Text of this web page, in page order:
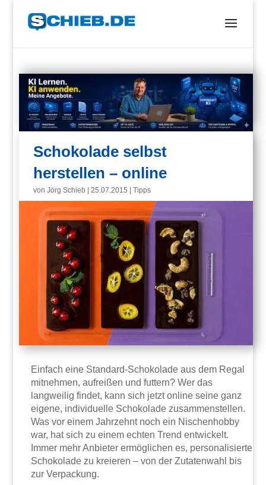
Schokolade selbst
herstellen – online
vonJörg Schieb |25.07.2015 |Tipps
Einfach eine Standard-Schokolade aus dem Regal
mitnehmen, aufreißen und futtern? Wer das
langweilig findet, kann sich jetzt online seine ganz
eigene, individuelle Schokolade zusammenstellen.
Was vor einem Jahrzehnt noch ein Nischenhobby
war, hat sich zu einem echten Trend entwickelt.
Immer mehr Anbieter ermöglichen es, personalisierte
Schokolade zu kreieren – von der Zutatenwahl bis
zur Verpackung.